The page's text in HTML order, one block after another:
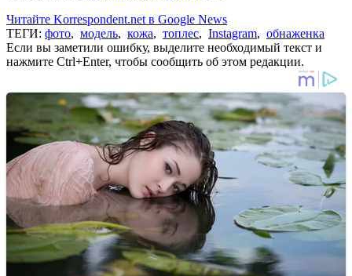
Читайте Korrespondent.net в Google News
ТЕГИ: фото, модель, кожа, топлес, Instagram, обнаженка
Если вы заметили ошибку, выделите необходимый текст и
нажмите Ctrl+Enter, чтобы сообщить об этом редакции.